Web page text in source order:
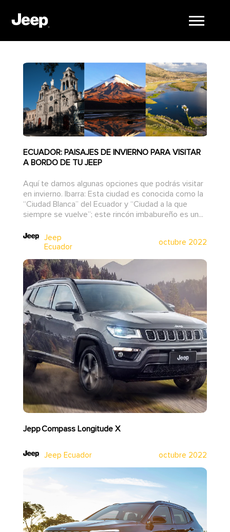
ECUADOR: PAISAJES DE INVIERNO PARA VISITAR
A BORDO DE TU JEEP
Aquí te damos algunas opciones que podrás visitar
en invierno. Ibarra: Esta ciudad es conocida como la
“Ciudad Blanca” del Ecuador y “Ciudad a la que
siempre se vuelve”; este rincón imbabureño es un...
Jeep
Ecuador
octubre 2022
Jepp Compass Longitude X
Jeep Ecuador octubre 2022